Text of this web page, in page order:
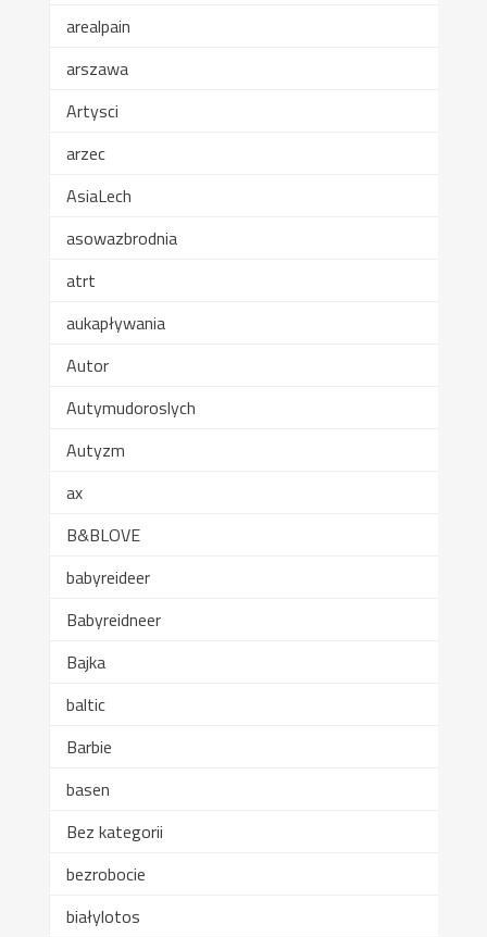
arealpain
arszawa
Artysci
arzec
AsiaLech
asowazbrodnia
atrt
aukapływania
Autor
Autymudoroslych
Autyzm
ax
B&BLOVE
babyreideer
Babyreidneer
Bajka
baltic
Barbie
basen
Bez kategorii
bezrobocie
białylotos